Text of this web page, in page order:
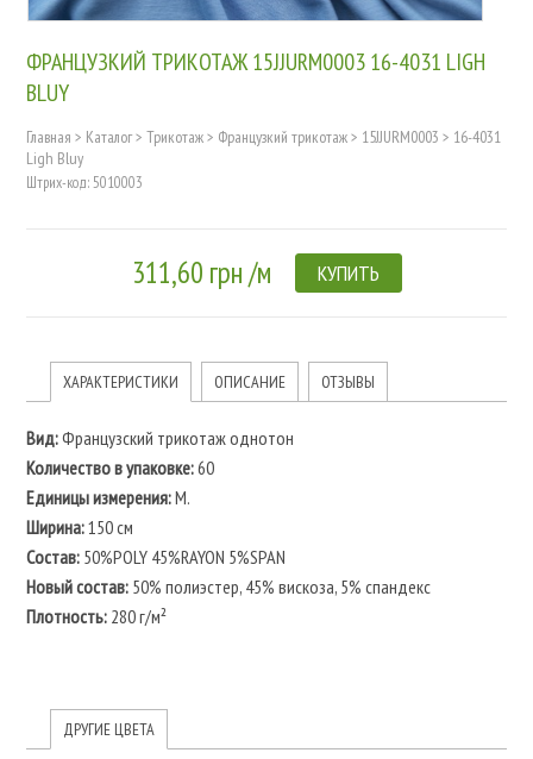
ФРАНЦУЗКИЙ ТРИКОТАЖ 15JJURM0003 16-4031 LIGH
BLUY
Главная > Каталог> Трикотаж> Французкий трикотаж> 15JJURM0003 > 16-4031
Ligh Bluy
Штрих-код: 5010003
311,60 грн /м КУПИТЬ
ХАРАКТЕРИСТИКИ ОПИСАНИЕ ОТЗЫВЫ
Вид:Французский трикотаж однотон
Количество в упаковке:60
Единицы измерения:M.
Ширина:150 см
Состав:50%POLY 45%RAYON 5%SPAN
Новый состав:50% полиэстер, 45% вискоза, 5% спандекс
Плотность:280 г/м²
ДРУГИЕ ЦВЕТА